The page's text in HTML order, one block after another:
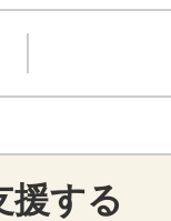
援する